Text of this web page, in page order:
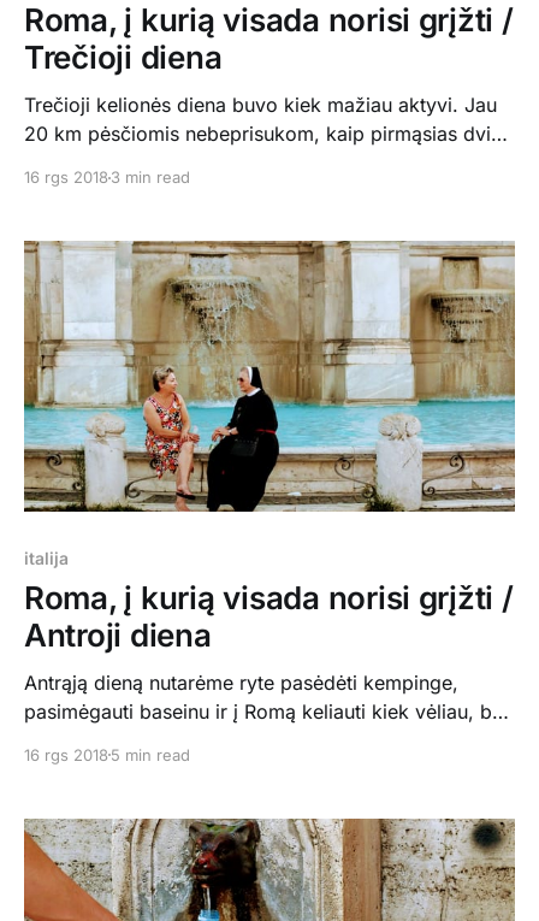
Roma, į kurią visada norisi grįžti /
Trečioji diena
Trečioji kelionės diena buvo kiek mažiau aktyvi. Jau
20 km pėsčiomis nebeprisukom, kaip pirmąsias dvi
kur svarbiausias objektas buvo įdomios ne katalikų
kačių prieglauda viduje. Paskui kilome į tokį kalną
netoliese, iki aikštės su
16 rgs 2018 3 min read
italija
Roma, į kurią visada norisi grįžti /
Antroji diena
Antrąją dieną nutarėme ryte pasėdėti kempinge,
pasimėgauti baseinu ir į Romą keliauti kiek vėliau, bet
aikštės ir Bazilikos. Teko pastovėti eilėje, kad patekti į
pačioje Tibro upės pusėje ir tyrinėjome Trastevere
rajonėlį. Man jis
16 rgs 2018 5 min read